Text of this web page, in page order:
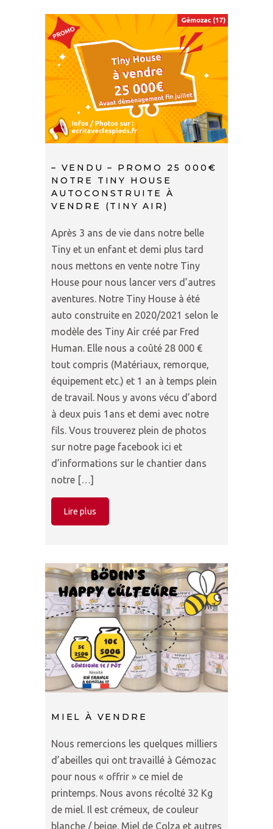
– VENDU – PROMO 25 000€
NOTRE TINY HOUSE
AUTOCONSTRUITE À
VENDRE (TINY AIR)
Après 3 ans de vie dans notre belle
Tiny et un enfant et demi plus tard
nous mettons en vente notre Tiny
House pour nous lancer vers d’autres
aventures. Notre Tiny House à été
auto construite en 2020/2021 selon le
modèle des Tiny Air créé par Fred
Human. Elle nous a coûté 28 000 €
tout compris (Matériaux, remorque,
équipement etc.) et 1 an à temps plein
de travail. Nous y avons vécu d’abord
à deux puis 1ans et demi avec notre
fils. Vous trouverez plein de photos
sur notre page facebook ici et
d’informations sur le chantier dans
notre […]
Lire plus
MIEL À VENDRE
Nous remercions les quelques milliers
d’abeilles qui ont travaillé à Gémozac
pour nous « offrir » ce miel de
printemps. Nous avons récolté 32 Kg
de miel. Il est crémeux, de couleur
blanche / beige. Miel de Colza et autres